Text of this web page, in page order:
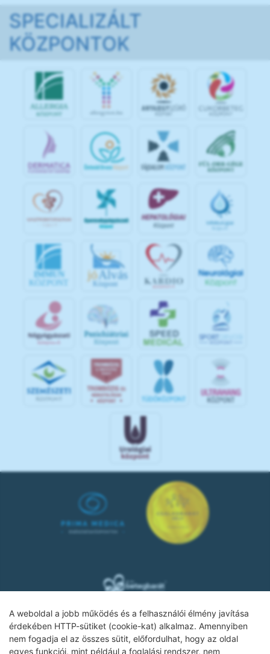
A weboldal a jobb működés és a felhasználói élmény javítása
érdekében HTTP-sütiket (cookie-kat) alkalmaz. Amennyiben
nem fogadja el az összes sütit, előfordulhat, hogy az oldal
egyes funkciói, mint például a foglalási rendszer, nem
SPECIALIZÁLT
KÖZPONTOK
IMMUN
KÖZPONT
jó Alvás
Központ
SPOR
Adatkezelési tájékoztató